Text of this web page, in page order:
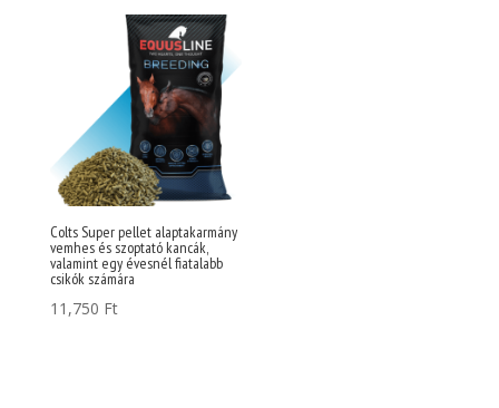
Colts Super pellet alaptakarmány
vemhes és szoptató kancák,
valamint egy évesnél fiatalabb
csikók számára
11,750 Ft